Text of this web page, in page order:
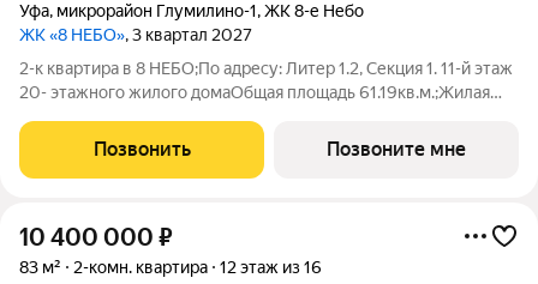
Уфа, микрорайон Глумилино-1,ЖК 8-е Небо
ЖК «8 НЕБО», 3 квартал 2027
2-к квартира в 8 НЕБО;По адресу: Литер 1.2, Секция 1. 11-й этаж
20- этажного жилого домаОбщая площадь 61.19кв.м.;Жилая
строительства: 3 квартал 2027 года. Квартира с свободной
планировкой,
Позвонить Позвоните мне
10 400 000 ₽
83 м² 2-комн. квартира 12 этаж из 16